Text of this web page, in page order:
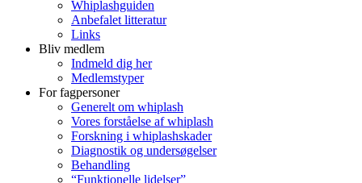
Whiplashguiden
Anbefalet litteratur
Links
Bliv medlem
Indmeld dig her
Medlemstyper
For fagpersoner
Generelt om whiplash
Vores forståelse af whiplash
Forskning i whiplashskader
Diagnostik og undersøgelser
Behandling
“Funktionelle lidelser”